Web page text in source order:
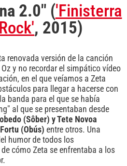
2.0" ('Finisterra
, 2015)
renovada versión de la canción
y no recordar el simpático vídeo
en el que veíamos a Zeta
para llegar a hacerse con
banda para el que se había
al que se presentaban desde
(Sôber) y Tete Novoa
Fortu (Obús) entre otros. Una
humor de todos los
cómo Zeta se enfrentaba a los